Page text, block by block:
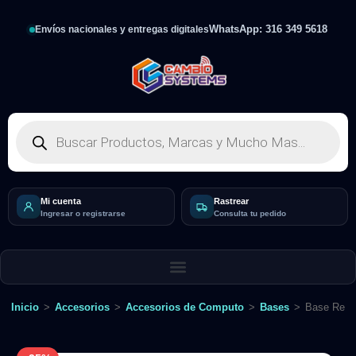
Envíos nacionales y entregas digitalesWhatsApp: 316 349 5618
Mi cuenta
Ingresar o registrarse
Rastrear
Consulta tu pedido
Inicio > Accesorios > Accesorios de Computo > Bases > Base